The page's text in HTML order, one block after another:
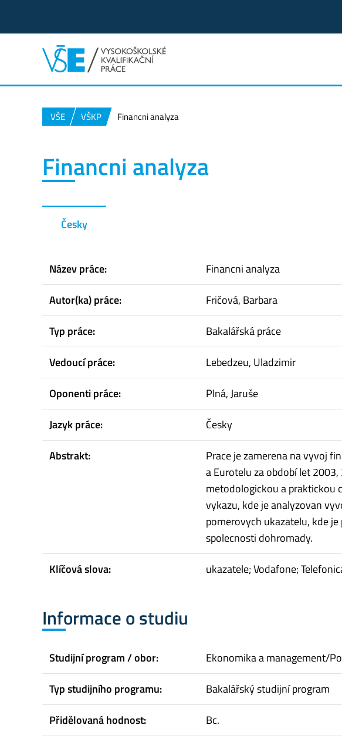
VŠE VŠKP Financni analyza
Financni analyza
Česky
Název práce:
Financni analyza
Autor(ka) práce:
Fričová, Barbara
Typ práce:
Bakalářská práce
Vedoucí práce:
Lebedzeu, Uladzimir
Oponenti práce:
Plná, Jaruše
Jazyk práce:
Česky
Abstrakt:
Prace je zamerena na vyvoj
a Eurotelu za období let
metodologickou a praktickou
vykazu, kde je analyzovan
pomerovych ukazatelu, kde
spolecnosti dohromady.
Klíčová slova:
ukazatele; Vodafone;
Informace o studiu
Studijní program / obor:
Ekonomika a management/
Typ studijního programu:
Bakalářský studijní program
Přidělovaná hodnost:
Bc.